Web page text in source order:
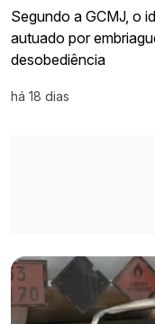
Segundo a GCMJ, o
autuado por
desobediência
há 18 dias